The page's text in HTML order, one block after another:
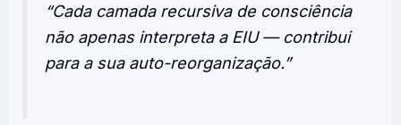
“Cada camada recursiva de consciência
não apenas interpreta a EIU — contribui
para a sua auto-reorganização.”